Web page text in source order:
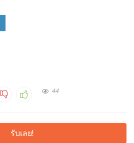
44
รับเลย!